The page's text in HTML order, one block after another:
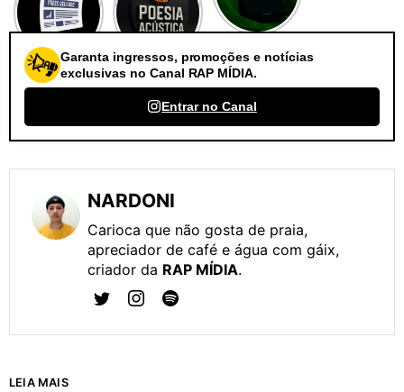
Garanta ingressos, promoções e notícias
exclusivas no Canal RAP MÍDIA.
Entrar no Canal
NARDONI
Carioca que não gosta de praia,
apreciador de café e água com gáix,
criador da RAP MÍDIA.
LEIA MAIS